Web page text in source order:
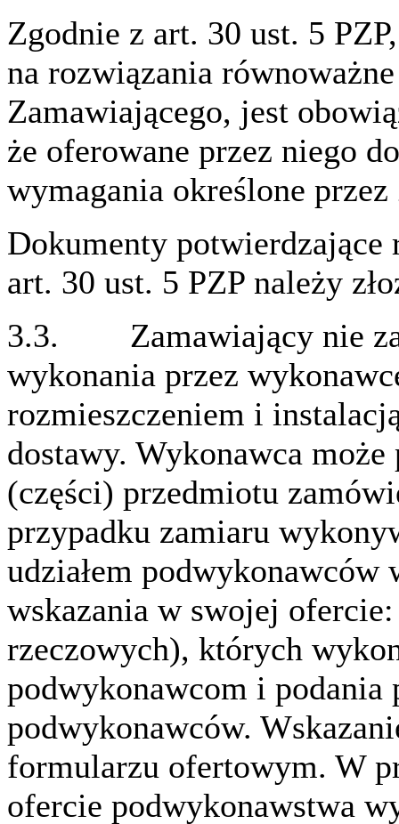
Zgodnie z art. 30 ust. 5
na rozwiązania
Zamawiającego, jest
że oferowane przez niego
wymagania określone
Dokumenty
art. 30 ust. 5 PZP należy
3.3. Zamawiający nie
wykonania przez
rozmieszczeniem i
dostawy. Wykonawca
(części) przedmiotu
przypadku zamiaru
udziałem podwykonawców
wskazania w swojej
rzeczowych), których
podwykonawcom i
podwykonawców.
formularzu ofertowym. W
ofercie podwykonawstwa